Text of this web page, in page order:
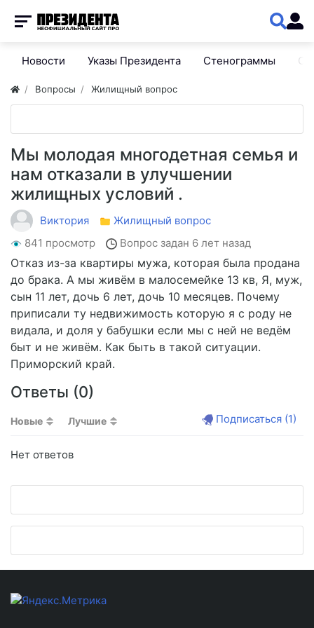
Новости Указы Президента Стенограммы
Вопросы Жилищный вопрос
Мы молодая многодетная семья и
нам отказали в улучшении
жилищных условий .
Виктория
Жилищный вопрос
841 просмотр
Вопрос задан 6 лет назад
Отказ из-за квартиры мужа, которая была продана
до брака. А мы живём в малосемейке 13 кв, Я, муж,
сын 11 лет, дочь 6 лет, дочь 10 месяцев. Почему
приписали ту недвижимость которую я с роду не
видала, и доля у бабушки если мы с ней не ведём
быт и не живём. Как быть в такой ситуации.
Приморский край.
Ответы (0)
Новые Лучшие Подписаться (1)
Нет ответов